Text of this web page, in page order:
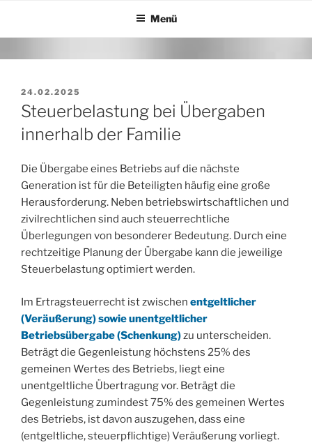
springen
Menü
VERÖFFENTLICHT
AM
24.02.2025
Steuerbelastung bei Übergaben
innerhalb der Familie
Die Übergabe eines Betriebs auf die nächste
Generation ist für die Beteiligten häufig eine große
Herausforderung. Neben betriebswirtschaftlichen und
zivilrechtlichen sind auch steuerrechtliche
Überlegungen von besonderer Bedeutung. Durch eine
rechtzeitige Planung der Übergabe kann die jeweilige
Steuerbelastung optimiert werden.
Im Ertragsteuerrecht ist zwischen entgeltlicher
(Veräußerung) sowie unentgeltlicher
Betriebsübergabe (Schenkung)zu unterscheiden.
Beträgt die Gegenleistung höchstens 25% des
gemeinen Wertes des Betriebs, liegt eine
unentgeltliche Übertragung vor. Beträgt die
Gegenleistung zumindest 75% des gemeinen Wertes
des Betriebs, ist davon auszugehen, dass eine
(entgeltliche, steuerpflichtige) Veräußerung vorliegt.